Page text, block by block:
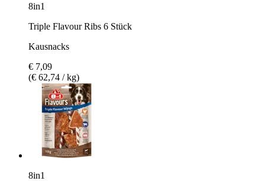
8in1
Triple Flavour Ribs 6 Stück
Kausnacks
€ 7,09
(€ 62,74 / kg)
8in1